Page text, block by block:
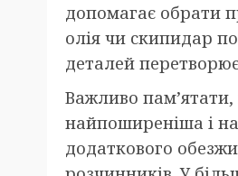
допомагає обрати
олія чи скипидар
деталей
Важливо
найпоширеніша і
додаткового